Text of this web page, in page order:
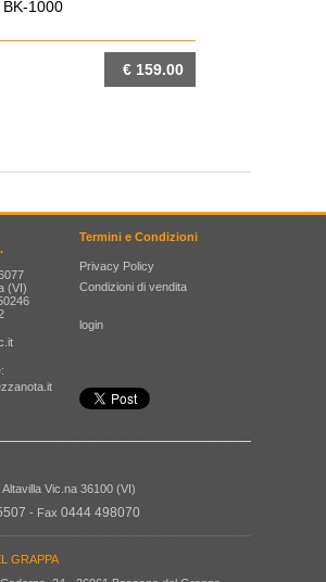
BK-1000
€ 159.00
(VI)
Termini e Condizioni
Privacy Policy
Condizioni di vendita
login
Vic.na 36100 (VI)
- Fax 0444 498070
GRAPPA